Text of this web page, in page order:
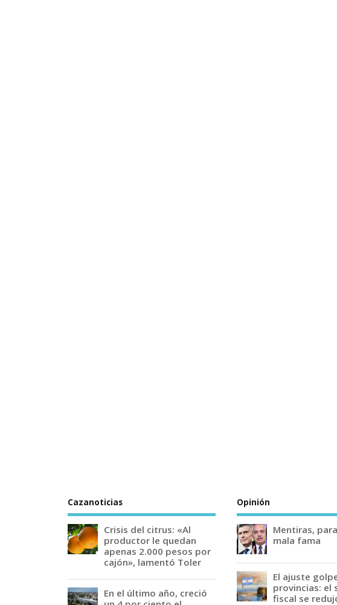
Cazanoticias
Crisis del citrus: «Al
productor le quedan
apenas 2.000 pesos por
cajón», lamentó Toler
En el último año, creció
Opinión
Mentiras,
mala fama
El ajuste
provincias: el
fiscal se